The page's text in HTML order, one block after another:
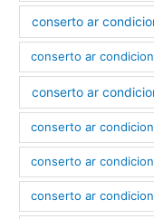
conserto ar
conserto ar
conserto ar
conserto ar
conserto ar
conserto ar